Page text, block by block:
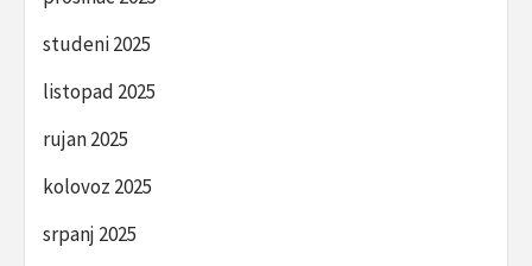
studeni 2025
listopad 2025
rujan 2025
kolovoz 2025
srpanj 2025